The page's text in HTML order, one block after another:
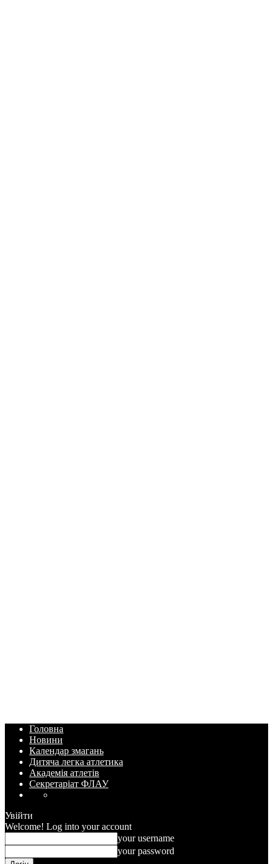
Головна
Новини
Календар змагань
Дитяча легка атлетика
Академія атлетів
Секретаріат ФЛАУ
Увійти
Welcome! Log into your account
your username
your password